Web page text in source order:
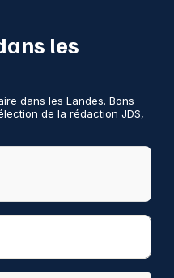
les
dans les Landes. Bons
de la rédaction JDS,